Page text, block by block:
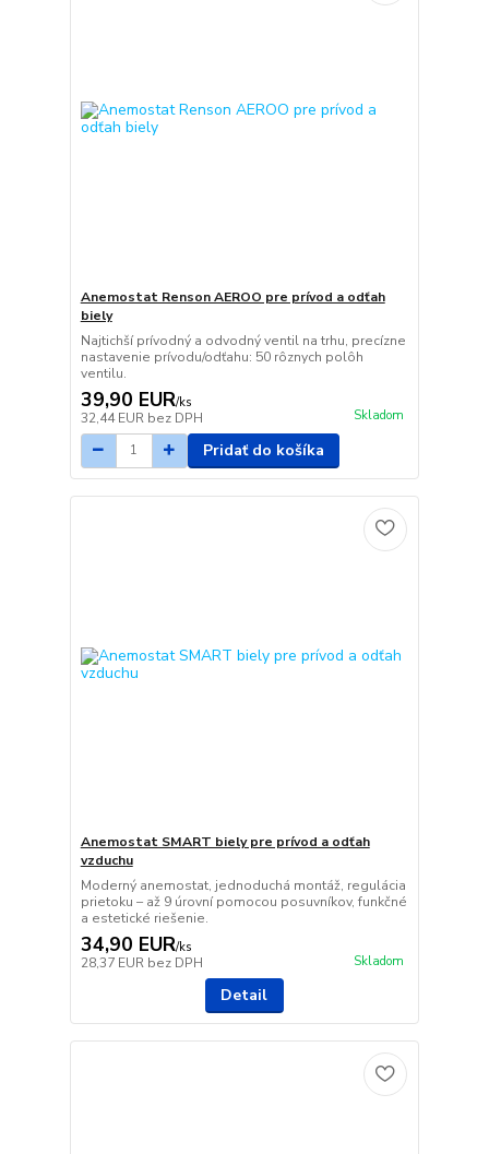
Anemostat Renson AEROO pre prívod a odťah
biely
Najtichší prívodný a odvodný ventil na trhu, precízne
nastavenie prívodu/odťahu: 50 rôznych polôh
ventilu.
39,90 EUR/ks
32,44 EUR bez DPH Skladom
Pridať do košíka
Anemostat SMART biely pre prívod a odťah
vzduchu
Moderný anemostat, jednoduchá montáž, regulácia
prietoku – až 9 úrovní pomocou posuvníkov, funkčné
a estetické riešenie.
34,90 EUR/ks
28,37 EUR bez DPH Skladom
Detail